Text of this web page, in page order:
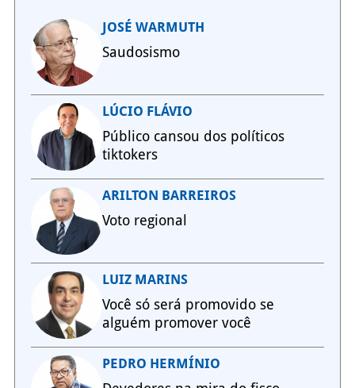
JOSÉ WARMUTH
Saudosismo
LÚCIO FLÁVIO
Público cansou dos políticos
tiktokers
ARILTON BARREIROS
Voto regional
LUIZ MARINS
Você só será promovido se
alguém promover você
PEDRO HERMÍNIO